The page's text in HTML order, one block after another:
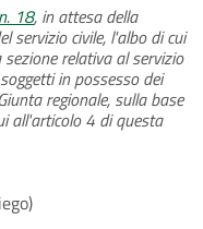
18, in attesa della
servizio civile, l'albo di cui
relativa al servizio
in possesso dei
regionale, sulla base
all'articolo 4 di questa